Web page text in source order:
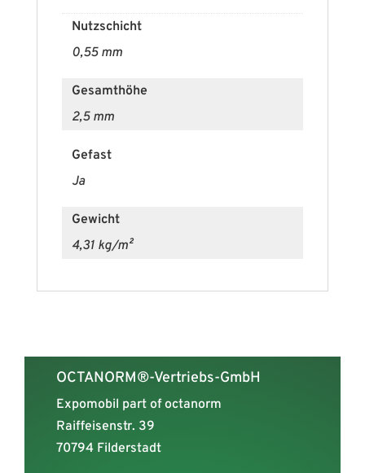
Nutzschicht
0,55 mm
Gesamthöhe
2,5 mm
Gefast
Ja
Gewicht
4,31 kg/m²
OCTANORM®-Vertriebs-GmbH
Expomobil part of octanorm
Raiffeisenstr. 39
70794 Filderstadt